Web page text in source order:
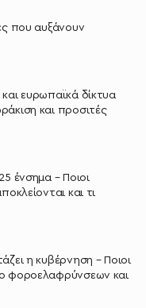
που αυξάνουν
ευρωπαϊκά δίκτυα
και προσιτές
ένσημα – Ποιοι
και τι
η κυβέρνηση – Ποιοι
φοροελαφρύνσεων και